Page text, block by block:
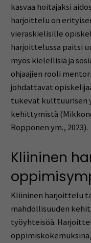
kasvaa hoitajaksi
harjoittelu on
vieraskielisille
harjoittelussa paitsi
myös kielellisiä ja
ohjaajien rooli
johdattavat
tukevat kulttuurisen
kehittymistä
Ropponen ym., 2023).
Kliininen
Kliininen harjoittelu
mahdollisuuden
työyhteisöä.